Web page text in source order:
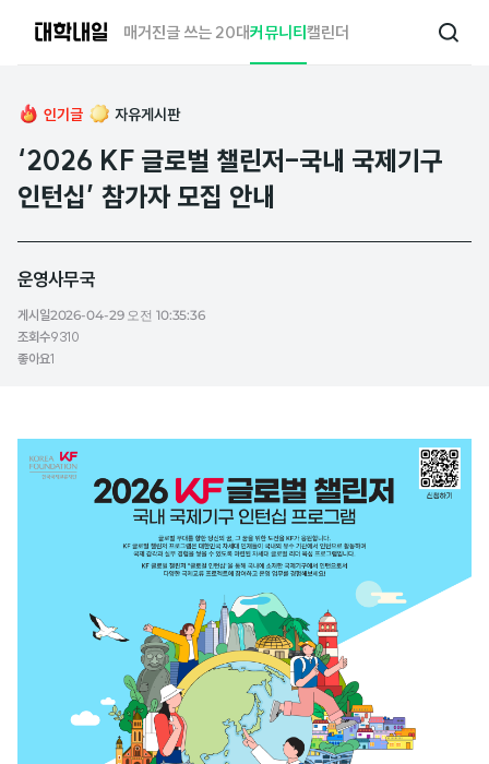
매거진글 쓰는 20대커뮤니티캘린더
검
인기글 자유게시판
‘2026 KF 글로벌 챌린저-국내 국제기구
인턴십’ 참가자 모집 안내
운영사무국
게시일2026-04-29 오전 10:35:36
조회수9310
좋아요1